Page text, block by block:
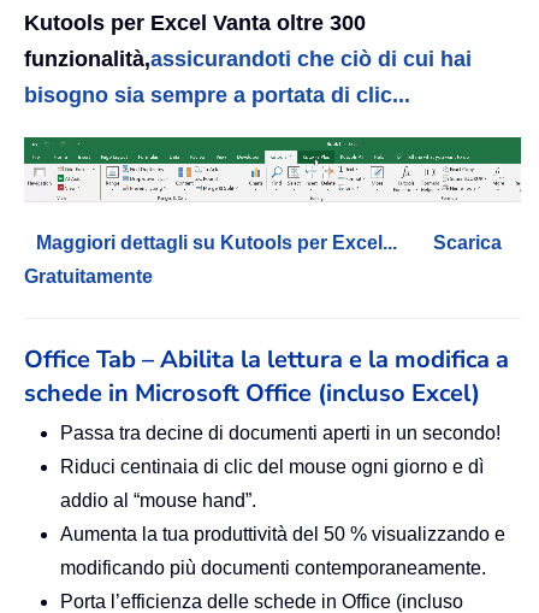
Kutools per Excel Vanta oltre 300
funzionalità,assicurandoti che ciò di cui hai
bisogno sia sempre a portata di clic...
Maggiori dettagli su Kutools per Excel...
Scarica
Gratuitamente
Office Tab – Abilita la lettura e la modifica a
schede in Microsoft Office (incluso Excel)
Passa tra decine di documenti aperti in un secondo!
Riduci centinaia di clic del mouse ogni giorno e dì
addio al “mouse hand”.
Aumenta la tua produttività del 50 % visualizzando e
modificando più documenti contemporaneamente.
Porta l’efficienza delle schede in Office (incluso